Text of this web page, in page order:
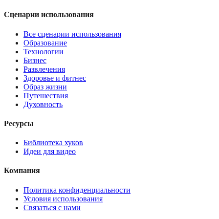
Сценарии использования
Все сценарии использования
Образование
Технологии
Бизнес
Развлечения
Здоровье и фитнес
Образ жизни
Путешествия
Духовность
Ресурсы
Библиотека хуков
Идеи для видео
Компания
Политика конфиденциальности
Условия использования
Связаться с нами